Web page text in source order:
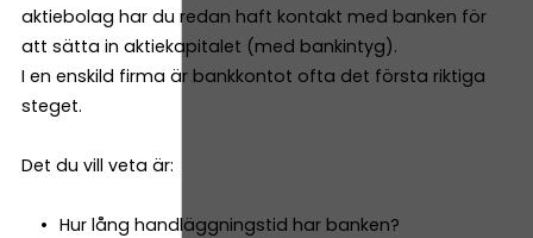
aktiebolag har du redan haft kontakt med banken för
att sätta in aktiekapitalet (med bankintyg).
I en enskild firma är bankkontot ofta det första riktiga
steget.
Det du vill veta är:
Hur lång handläggningstid har banken?